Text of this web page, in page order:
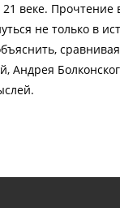
веке.
не только в
Андрея